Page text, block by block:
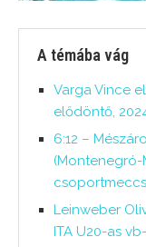
A témába vág
Varga Vince
elődöntő,
6:12 –
(Montenegró-
Leinweber
ITA U20-as